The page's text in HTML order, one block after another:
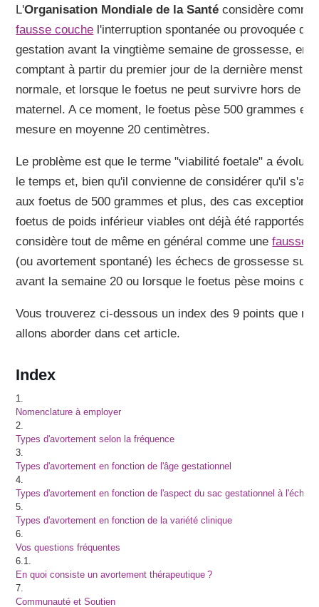
L'Organisation Mondiale de la Santéconsidère
fausse couche l'interruption spontanée ou provoquée
gestation avant la vingtième semaine de grossesse, en
comptant à partir du premier jour de la dernière
normale, et lorsque le foetus ne peut survivre hors de
maternel. A ce moment, le foetus pèse 500 grammes et
mesure en moyenne 20 centimètres.
Le problème est que le terme "viabilité foetale" a évolué
le temps et, bien qu'il convienne de considérer qu'il
aux foetus de 500 grammes et plus, des cas
foetus de poids inférieur viables ont déjà été rapportés.
considère tout de même en général comme unefausse
(ou avortement spontané) les échecs de grossesse
avant la semaine 20 ou lorsque le foetus pèse moins de
Vous trouverez ci-dessous un index des 9 points que
allons aborder dans cet article.
Index
1.
Nomenclature à employer
2.
Types d'avortement selon la fréquence
3.
Types d'avortement en fonction de l'âge gestationnel
4.
Types d'avortement en fonction de l'aspect du sac gestationnel à
5.
Types d'avortement en fonction de la variété clinique
6.
Vos questions fréquentes
6.1.
En quoi consiste un avortement thérapeutique ?
7.
Communauté et Soutien